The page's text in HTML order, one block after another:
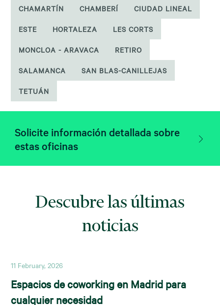
CHAMARTÍN CHAMBERÍ CIUDAD LINEAL
ESTE HORTALEZA LES CORTS
MONCLOA - ARAVACA RETIRO
SALAMANCA SAN BLAS-CANILLEJAS
TETUÁN
Solicite información detallada sobre
estas oficinas
Descubre las últimas
noticias
11 February, 2026
Espacios de coworking en Madrid para
cualquier necesidad